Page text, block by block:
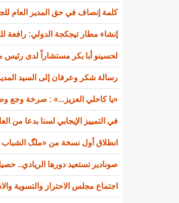
كلمة إنصاف في حق المدير العام
إنشاء مطار تيجكجة الدولي: رافعة
لحسينو أبا بكر مستشاراً لدى رئيس
رسالة شكر وعرفان إلى السيد
«يا كاحلي العزيز...» : صرخة وجع
في التمييز الإيجابي لسنا بدعا من
انطلاق أول نسخة من «ملگ الشباب
صونادير تستعيد دورها الريادي..
اجتماع مجلس الاحتراز والتسوية